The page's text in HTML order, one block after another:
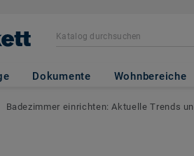
Dokumente Wohnbereiche
Badezimmer einrichten: Aktuelle Trends